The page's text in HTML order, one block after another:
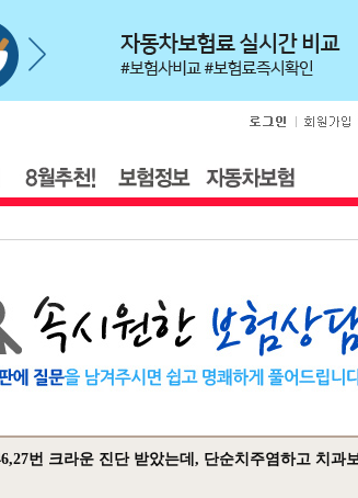
번 크라운 진단 받았는데, 단순치주염하고 치과